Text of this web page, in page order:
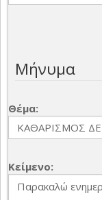
Μήνυμα
Θέμα:
Κείμενο: